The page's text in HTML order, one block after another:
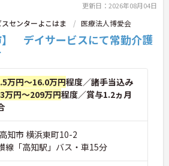
更新日：2026年08月04日
センターよこはま 医療法人博愛会
】 デイサービスにて常勤介護
万円～16.0万円程度／諸手当込み
万円～209万円程度／賞与1.2ヵ月
知市 横浜東町10-2
線「高知駅」バス・車15分